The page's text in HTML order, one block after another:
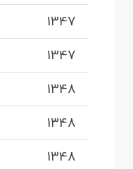
1347
1347
1348
1348
1348